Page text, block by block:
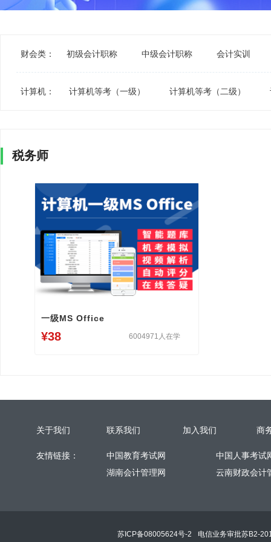
财会类： 初级会计职称 中级会计职称 会计实训
计算机： 计算机等考（一级） 计算机等考（二级）
税务师
一级MS Office
¥38 6004971人在学
关于我们 联系我们 加入我们 商
友情链接： 中国教育考试网
中国人事考试
湖南会计管理网
云南财政会计
苏ICP备08005624号-2
电信业务审批苏B2-